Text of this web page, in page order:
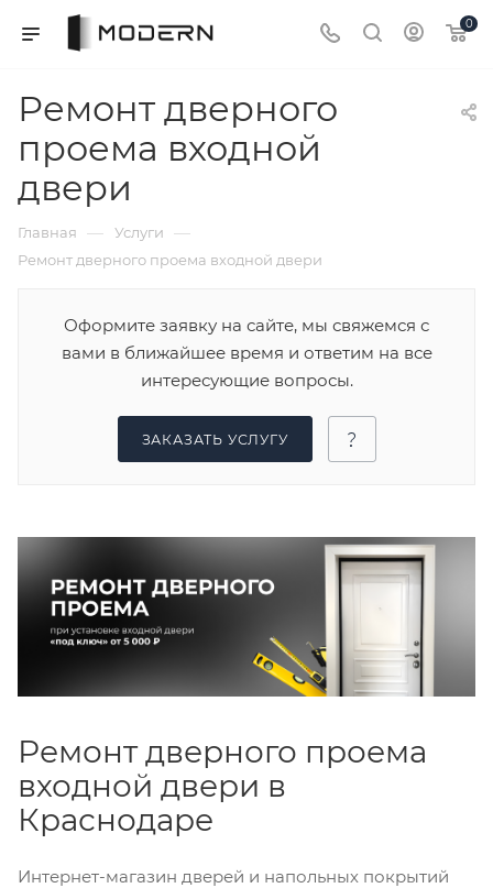
0
Ремонт дверного
проема входной
двери
Главная — Услуги —
Ремонт дверного проема входной двери
Оформите заявку на сайте, мы свяжемся с
вами в ближайшее время и ответим на все
интересующие вопросы.
ЗАКАЗАТЬ УСЛУГУ
Ремонт дверного проема
входной двери в
Краснодаре
Интернет-магазин дверей и напольных покрытий